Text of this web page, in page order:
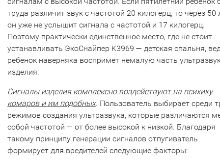
труда различит звук с частотой 20 килогерц, то через 50
он уже не услышит сигнала с частотой и 17 килогерц.
Поэтому практически единственное место, где не стоит
устанавливать ЭкоСнайпер K3969 — детская спальня,
ребенок наверняка воспримет немалую часть
изделия.
Сигналы изделия комплексно воздействуют на психику
комаров и им подобных. Пользователь выбирает среди
режимов создания ультразвука, которые различаются
собой частотой — от более высокой к низкой. Благодаря
такому принципу генерации сигналов отпугиватель
формирует для вредителей следующие факторы: